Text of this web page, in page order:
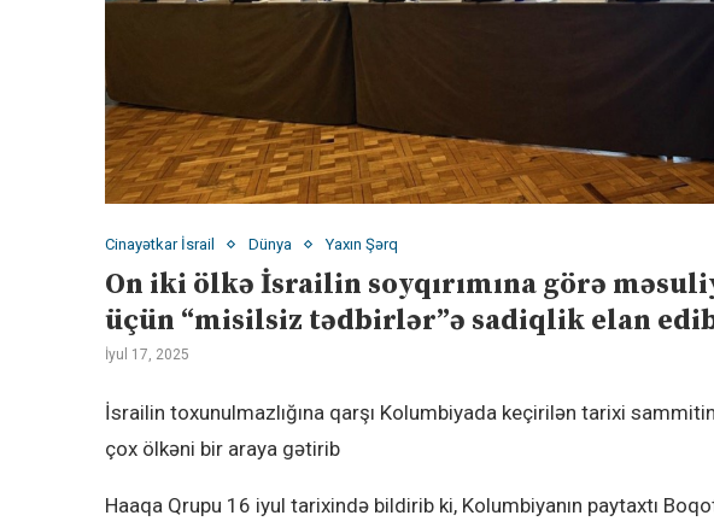
Cinayətkar İsrail Dünya Yaxın Şərq
On iki ölkə İsrailin soyqırımına görə
üçün “misilsiz tədbirlər”ə sadiqlik elan
İyul 17, 2025
İsrailin toxunulmazlığına qarşı Kolumbiyada keçirilən tarixi
çox ölkəni bir araya gətirib
Haaqa Qrupu 16 iyul tarixində bildirib ki, Kolumbiyanın paytaxtı